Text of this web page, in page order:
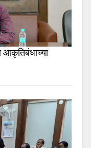
आकृतिबंधाच्या